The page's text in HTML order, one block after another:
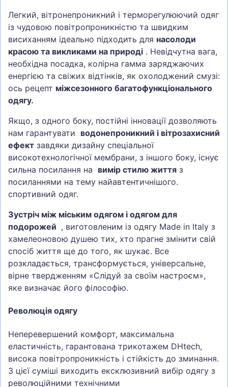
Легкий, вітронепроникний і терморегулюючий одяг
із чудовою повітропроникністю та швидким
висиханням ідеально підходить для насолоди
красою та викликами на природі . Невідчутна вага,
необхідна посадка, колірна гамма заряджаючих
енергією та свіжих відтінків, як охолоджений смузі:
ось рецепт міжсезонного багатофункціонального
одягу.
Якщо, з одного боку, постійні інновації дозволяють
нам гарантувати водонепроникний і вітрозахисний
ефект завдяки дизайну спеціальної
високотехнологічної мембрани, з іншого боку, існує
сильна посилання на вимір стилю життя з
посиланнями на тему найавтентичнішого.
спортивний одяг.
Зустріч між міським одягом і одягом для
подорожей , виготовленим із одягу Made in Italy з
хамелеоновою душею тих, хто прагне змінити свій
спосіб життя ще до того, як шукає. Все
розкладається, трансформується, універсальне,
вірне твердженням «Слідуй за своїм настроєм»,
яке визначає його філософію.
Революція одягу
Неперевершений комфорт, максимальна
еластичність, гарантована трикотажем DHtech,
висока повітропроникність і стійкість до зминання.
З цієї суміші виходить ексклюзивний вибір одягу з
революційними технічними